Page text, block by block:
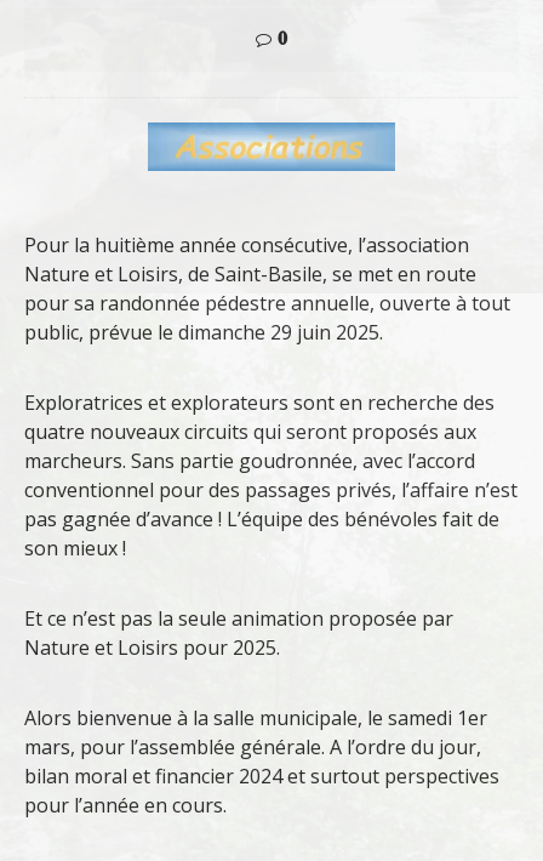
0
Pour la huitième année consécutive, l’association
Nature et Loisirs, de Saint-Basile, se met en route
pour sa randonnée pédestre annuelle, ouverte à tout
public, prévue le dimanche 29 juin 2025.
Exploratrices et explorateurs sont en recherche des
quatre nouveaux circuits qui seront proposés aux
marcheurs. Sans partie goudronnée, avec l’accord
conventionnel pour des passages privés, l’affaire n’est
pas gagnée d’avance ! L’équipe des bénévoles fait de
son mieux !
Et ce n’est pas la seule animation proposée par
Nature et Loisirs pour 2025.
Alors bienvenue à la salle municipale, le samedi 1er
mars, pour l’assemblée générale. A l’ordre du jour,
bilan moral et financier 2024 et surtout perspectives
pour l’année en cours.